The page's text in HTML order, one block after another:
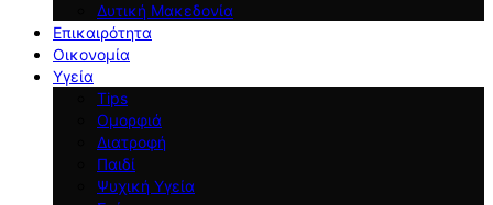
Δυτική Μακεδονία
Επικαιρότητα
Οικονομία
Υγεία
Tips
Ομορφιά
Διατροφή
Παιδί
Ψυχική Υγεία